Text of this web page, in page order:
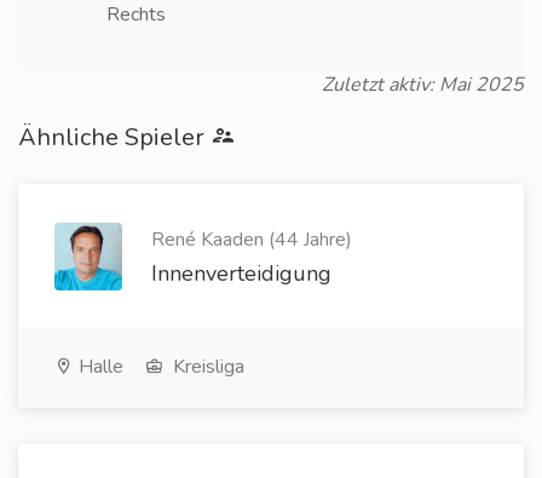
Rechts
Zuletzt aktiv: Mai 2025
Ähnliche Spieler
René Kaaden (44 Jahre)
Innenverteidigung
Halle Kreisliga